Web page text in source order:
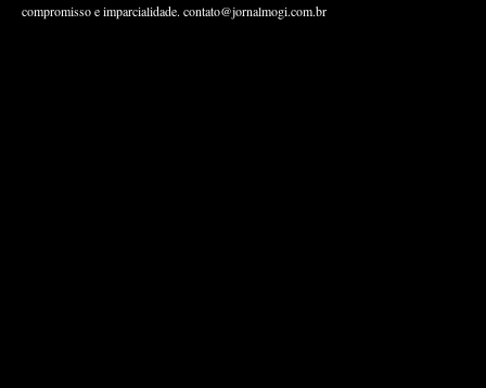
compromisso e imparcialidade. contato@jornalmogi.com.br